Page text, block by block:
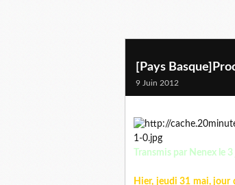
[Pays
9 Juin 2012
Transmis par Nenex le
Hier, jeudi 31 mai, jour